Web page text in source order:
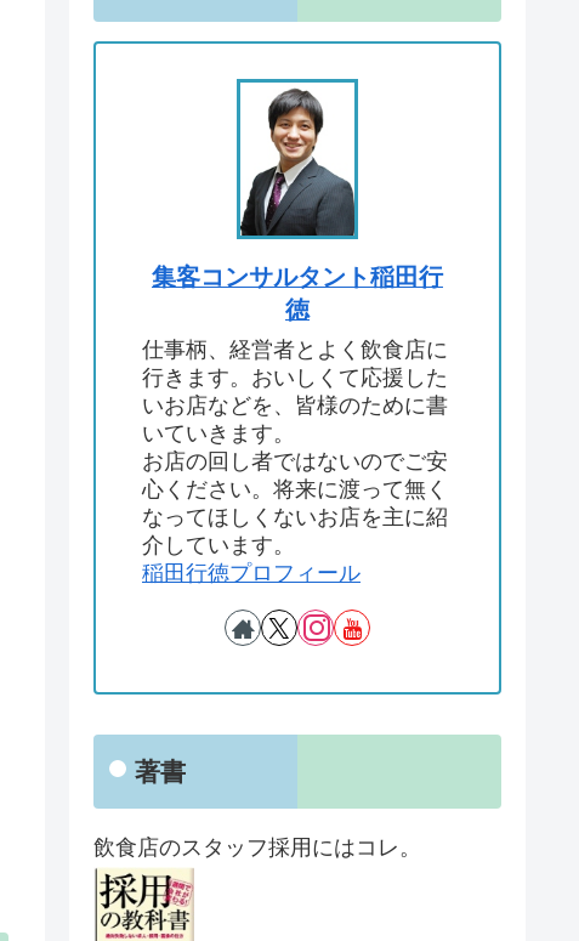
集客コンサルタント稲田行
徳
仕事柄、経営者とよく飲食店に
行きます。おいしくて応援した
いお店などを、皆様のために書
いていきます。
お店の回し者ではないのでご安
心ください。将来に渡って無く
なってほしくないお店を主に紹
介しています。
稲田行徳プロフィール
著書
飲食店のスタッフ採用にはコレ。